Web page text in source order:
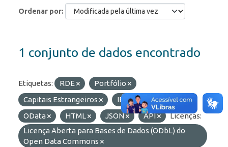
Ordenar por
1 conjunto de dados encontrado
Etiquetas: RDE
Portfólio
Capitais Estrangeiros
IED
Formatos:
OData
HTML JSON API
Licenças:
Licença Aberta para Bases de Dados (ODbL) do
Open Data Commons